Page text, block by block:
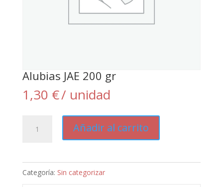
Alubias JAE 200 gr
1,30 €/ unidad
gr
cantidad
Añadir al carrito
Categoría: Sin categorizar